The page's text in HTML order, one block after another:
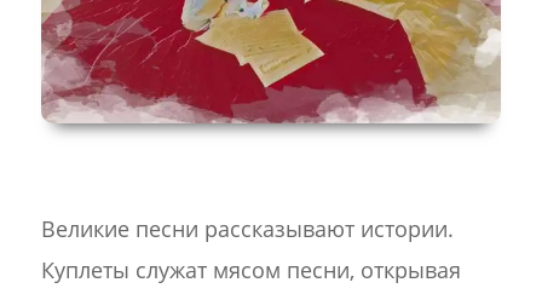
Великие песни рассказывают истории.
Куплеты служат мясом песни, открывая